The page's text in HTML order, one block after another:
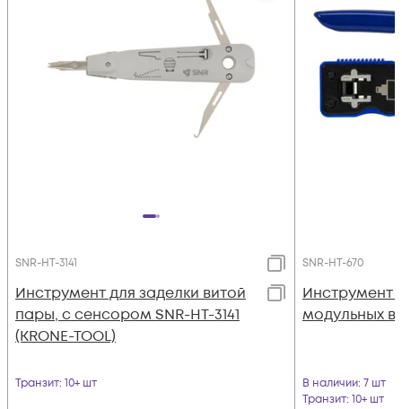
SNR-HT-3141
Инструмент для заделки витой
пары, с сенсором SNR-HT-3141
(KRONE-TOOL)
Транзит: 10+ шт
SNR-HT-670
Инструмент
модульных
В наличии: 7 шт
Транзит: 10+ шт